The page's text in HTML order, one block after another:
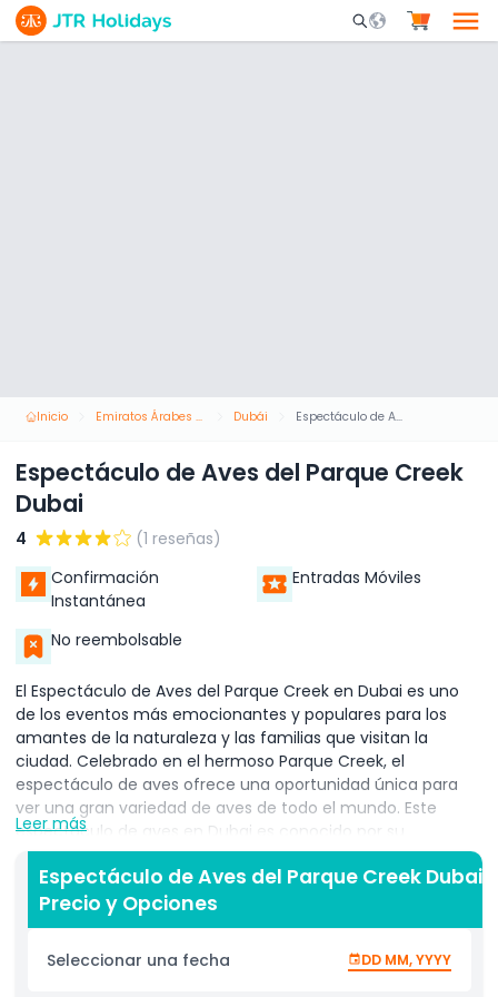
Mobile Search
Inicio Emiratos Árabes Unidos Dubái Espectáculo de Aves del Parque Creek Dubai
Espectáculo de Aves del Parque Creek
Dubai
4
(1 reseñas)
Confirmación
Instantánea
Entradas Móviles
No reembolsable
El Espectáculo de Aves del Parque Creek en Dubai es uno
de los eventos más emocionantes y populares para los
amantes de la naturaleza y las familias que visitan la
ciudad. Celebrado en el hermoso Parque Creek, el
espectáculo de aves ofrece una oportunidad única para
ver una gran variedad de aves de todo el mundo. Este
espectáculo de aves en Dubai es conocido por su
experiencia divertida, educativa e interactiva, lo que lo
convierte en una atracción imprescindible para cualquiera
que visite la ciudad.
loros coloridos, águilas majestuosas e incluso búhos
Leer más
Espectáculo de Aves del Parque Creek Dubai
Precio y Opciones
Seleccionar una fecha DD MM, YYYY